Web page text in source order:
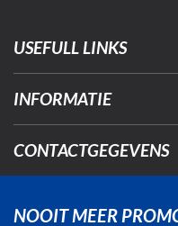
USEFULL LINKS
INFORMATIE
CONTACTGEGEVENS
NOOIT MEER